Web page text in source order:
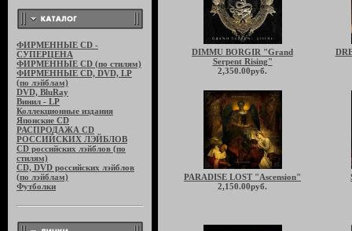
ФИРМЕННЫЕ CD -
СУПЕРЦЕНА
ФИРМЕННЫЕ CD (по стилям)
ФИРМЕННЫЕ CD, DVD, LP
(по лэйблам)
DVD, BluRay
Винил - LP
Коллекционные издания
Японские CD
РАСПРОДАЖА CD
РОССИЙСКИХ ЛЭЙБЛОВ
CD российских лэйблов (по
стилям)
CD, DVD российских лэйблов
(по лэйблам)
Футболки
DIMMU BORGIR "Grand
Serpent Rising"
2,350.00руб.
PARADISE LOST "Ascension"
2,150.00руб.